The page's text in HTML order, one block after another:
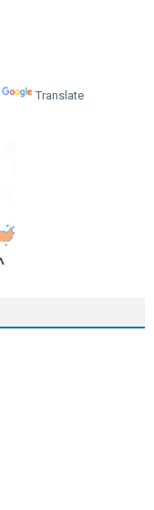
Translate